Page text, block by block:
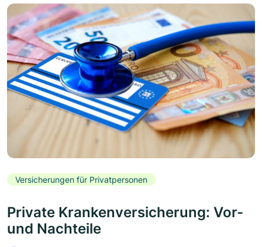
Versicherungen für Privatpersonen
Private Krankenversicherung: Vor-
und Nachteile